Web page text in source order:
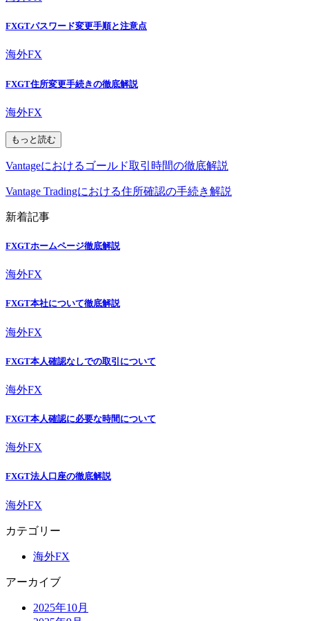
FXGTパスワード変更手順と注意点
海外FX
FXGT住所変更手続きの徹底解説
海外FX
もっと読む
Vantageにおけるゴールド取引時間の徹底解説
Vantage Tradingにおける住所確認の手続き解説
新着記事
FXGTホームページ徹底解説
海外FX
FXGT本社について徹底解説
海外FX
FXGT本人確認なしでの取引について
海外FX
FXGT本人確認に必要な時間について
海外FX
FXGT法人口座の徹底解説
海外FX
カテゴリー
海外FX
アーカイブ
2025年10月